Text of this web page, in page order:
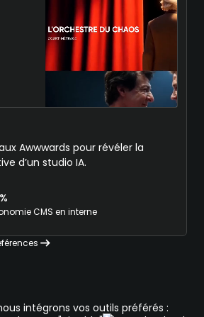
Awwwards pour révéler la
d’un studio IA.
CMS en interne
intégrons vos outils préférés :